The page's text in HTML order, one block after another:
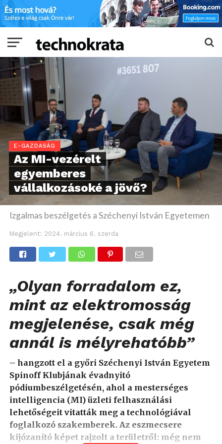
E-GAZDASÁG
Az MI-vezérelt
egyemberes
vállalkozásoké a jövő?
Izgalmas beszélgetés a Széchenyi István Egyetemen
Megjelent: 2024. március 6. szerda
„Olyan forradalom ez,
mint az elektromosság
megjelenése, csak még
annál is mélyrehatóbb”
– hangzott el a győri Széchenyi István Egyetem
Spinoff Klubjának évadnyitó
pódiumbeszélgetésén, ahol a mesterséges
intelligencia (MI) üzleti felhasználási
lehetőségeit vitatták meg a technológiával
foglalkozó szakemberek. Az eszmecsere
kijózanító képet rajzolt a területről: még nem